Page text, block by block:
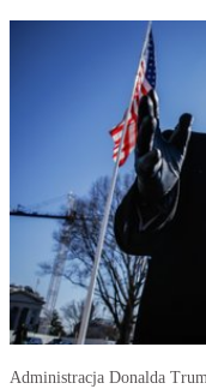
Administracja Donalda